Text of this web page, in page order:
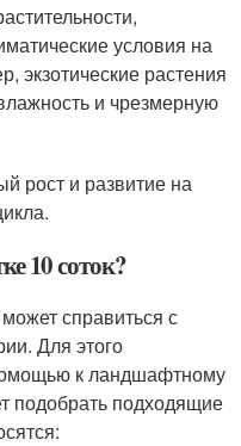
условия на
экзотические растения
и чрезмерную
рост и развитие на
10 соток?
справиться с
Для этого
к ландшафтному
подобрать подходящие